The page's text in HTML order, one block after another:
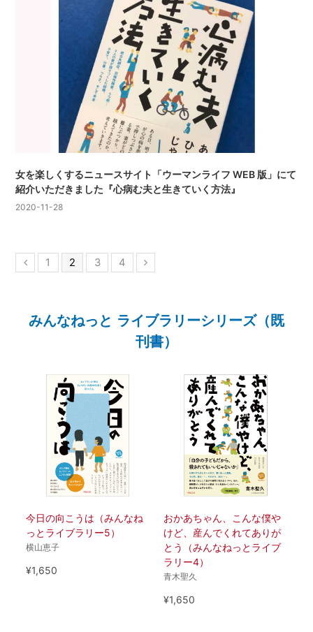
女を楽しくするニュースサイト「ウーマンライフ WEB 版」にて
紹介いただきました『心病む夫と生きていく方法』
2020-11-28
1 2 3 4
みんなねっと ライブラリーシリーズ（既
刊書）
今日の向こうは（みんなね
っとライブラリー5）
横山恵子
¥1,650
おかあちゃん、こんな僕や
けど、産んでくれてありが
とう（みんなねっとライブ
ラリー4）
青木聖久
¥1,650